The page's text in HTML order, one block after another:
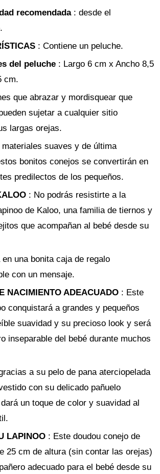
recomendada : desde el
: Contiene un peluche.
del peluche : Largo 6 cm x Ancho 8,5
cm.
que abrazar y mordisquear que
sujetar a cualquier sitio
largas orejas.
suaves y de última
bonitos conejos se convertirán en
predilectos de los pequeños.
: No podrás resistirte a la
de Kaloo, una familia de tiernos y
que acompañan al bebé desde su
en una bonita caja de regalo
con un mensaje.
NACIMIENTO ADEACUADO : Este
conquistará a grandes y pequeños
suavidad y su precioso look y será
inseparable del bebé durante muchos
a su pelo de pana aterciopelada
con su delicado pañuelo
un toque de color y suavidad al
LAPINOO : Este doudou conejo de
25 cm de altura (sin contar las orejas)
adecuado para el bebé desde su